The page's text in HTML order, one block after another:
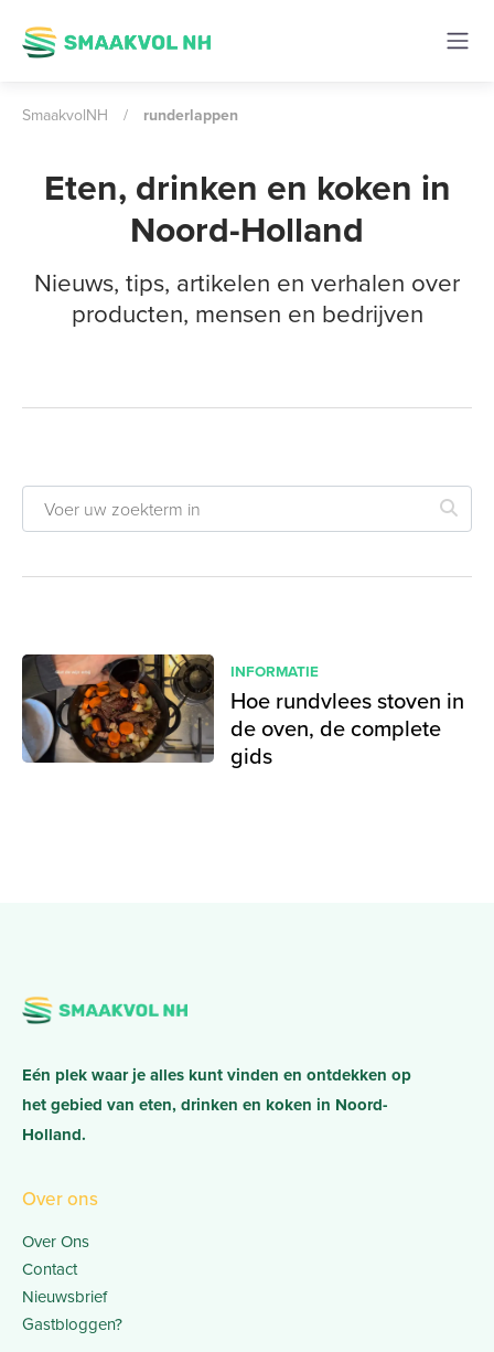
SmaakvolNH / runderlappen
Eten, drinken en koken in
Noord-Holland
Nieuws, tips, artikelen en verhalen over
producten, mensen en bedrijven
INFORMATIE
Hoe rundvlees stoven in
de oven, de complete
gids
Eén plek waar je alles kunt vinden en ontdekken op
het gebied van eten, drinken en koken in Noord-
Holland.
Over ons
Over Ons
Contact
Nieuwsbrief
Gastbloggen?